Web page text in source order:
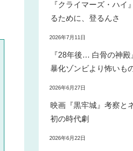
『クライマーズ・ハイ
るために、登るんさ
2026年7月11日
『28年後… 白骨の神
暴化ゾンビより怖いも
2026年6月27日
映画『黒牢城』考察と
初の時代劇
2026年6月22日